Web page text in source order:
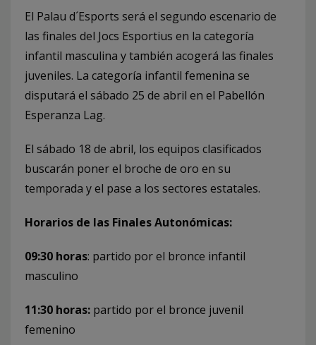
El Palau d´Esports será el segundo escenario de
las finales del Jocs Esportius en la categoría
infantil masculina y también acogerá las finales
juveniles. La categoría infantil femenina se
disputará el sábado 25 de abril en el Pabellón
Esperanza Lag.
El sábado 18 de abril, los equipos clasificados
buscarán poner el broche de oro en su
temporada y el pase a los sectores estatales.
Horarios de las Finales Autonómicas:
09:30 horas: partido por el bronce infantil
masculino
11:30 horas: partido por el bronce juvenil
femenino